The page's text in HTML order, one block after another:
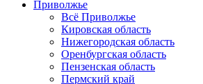
Приволжье
Всё Приволжье
Кировская область
Нижегородская область
Оренбургская область
Пензенская область
Пермский край